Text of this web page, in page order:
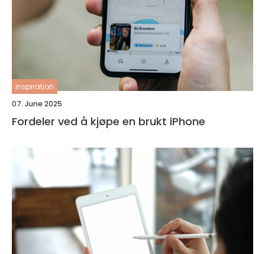
inspiration
07. June 2025
Fordeler ved å kjøpe en brukt iPhone